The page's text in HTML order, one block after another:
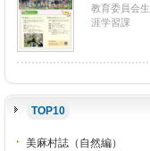
教育委員会生
涯学習課
TOP10
美麻村誌（自然編）